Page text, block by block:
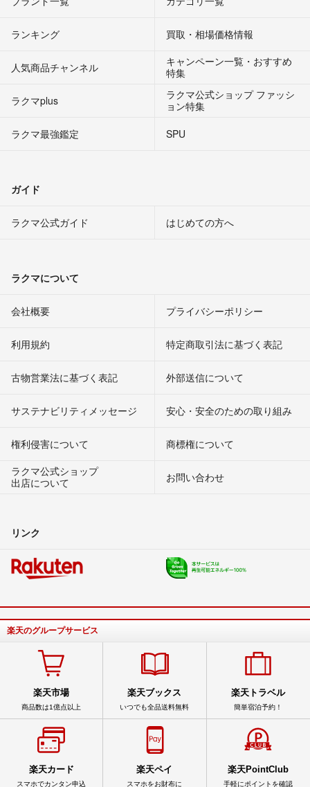
ランキング 買取・相場価格情報
人気商品チャンネル
キャンペーン一覧・おすすめ
特集
ラクマplus
ラクマ公式ショップ ファッシ
ョン特集
ラクマ最強鑑定
SPU
ガイド
ラクマ公式ガイド はじめての方へ
ラクマについて
会社概要 プライバシーポリシー
利用規約 特定商取引法に基づく表記
古物営業法に基づく表記 外部送信について
サステナビリティメッセージ 安心・安全のための取り組み
権利侵害について
商標権について
ラクマ公式ショップ
出店について
お問い合わせ
リンク
楽天のグループサービス
楽天市場
商品数は1億点以上
楽天ブックス
いつでも全品送料無料
楽天トラベル
簡単宿泊予約！
楽天カード
スマホでカンタン申込
楽天ペイ
スマホをお財布に
楽天PointClub
手軽にポイントを確認